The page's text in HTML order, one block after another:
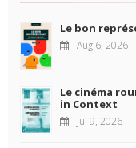
Le bon
Aug 6, 2026
Le cinéma
in Context
Jul 9, 2026